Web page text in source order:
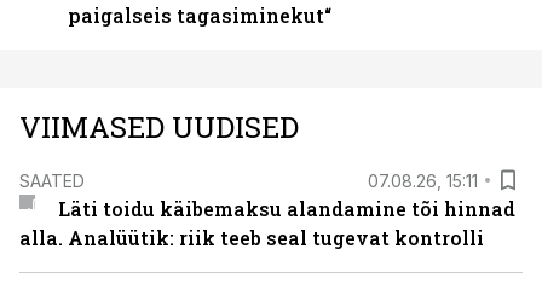
paigalseis tagasiminekut“
VIIMASED UUDISED
SAATED 07.08.26, 15:11
Läti toidu käibemaksu alandamine tõi hinnad
alla. Analüütik: riik teeb seal tugevat kontrolli